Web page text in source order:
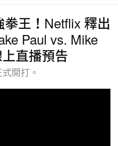
王！Netflix 釋出
Paul vs. Mike
直播預告
開打。